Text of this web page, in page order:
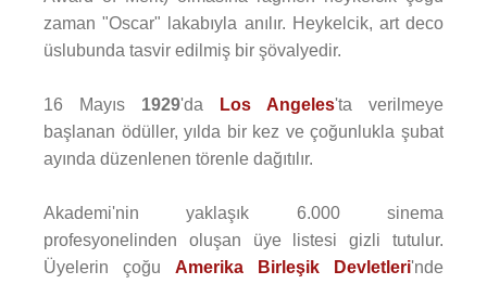
zaman "Oscar" lakabıyla anılır. Heykelcik, art deco
üslubunda tasvir edilmiş bir şövalyedir.
16 Mayıs 1929'da Los Angeles'ta verilmeye
başlanan ödüller, yılda bir kez ve çoğunlukla şubat
ayında düzenlenen törenle dağıtılır.
Akademi'nin yaklaşık 6.000 sinema
profesyonelinden oluşan üye listesi gizli tutulur.
Üyelerin çoğu Amerika Birleşik Devletleri'nde